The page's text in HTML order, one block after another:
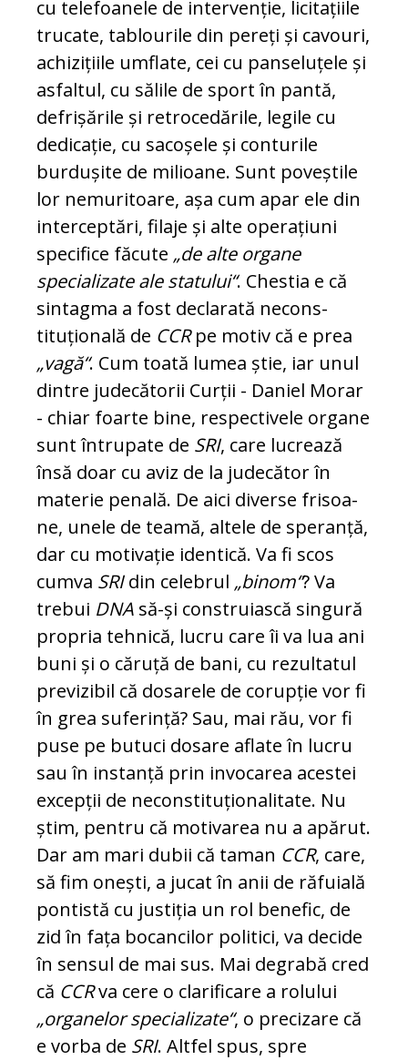
cu telefoanele de intervenție, licitațiile
tru­cate, tablourile din pereți și cavouri,
achizițiile umflate, cei cu panseluțele și
asfaltul, cu să­li­le de sport în pantă,
defrișările și re­tro­ce­dă­rile, legile cu
dedicație, cu sacoșele și con­turile
burdușite de milioane. Sunt poveștile
lor nemuritoare, așa cum apar ele din
in­ter­cep­­tări, filaje și alte operațiuni
specifice fă­cu­te „de alte organe
specializate ale sta­tu­lui“. Chestia e că
sintagma a fost declarată ne­cons­
tituțională de CCRpe motiv că e prea
„vagă“. Cum toată lumea știe, iar unul
dintre ju­de­că­to­rii Curții - Daniel Morar
- chiar foarte bine, respectivele organe
sunt întrupate de SRI, care lucrează
însă doar cu aviz de la ju­de­că­tor în
materie penală. De aici diverse fri­soa­
ne, unele de teamă, altele de speranță,
dar cu motivație identică. Va fi scos
cumva SRIdin ce­lebrul „binom“? Va
trebui DNA să-și cons­tru­iască singură
propria tehnică, lucru ca­re îi va lua ani
buni și o căruță de bani, cu re­zul­ta­tul
previzibil că dosarele de corupție vor fi
în grea suferință? Sau, mai rău, vor fi
puse pe bu­tuci dosare aflate în lucru
sau în ins­tan­ță prin invocarea acestei
excepții de necons­ti­tuțio­na­li­tate. Nu
știm, pentru că motivarea nu a apă­rut.
Dar am mari dubii că taman CCR, care,
să fim onești, a jucat în anii de răfuială
pontistă cu justiția un rol benefic, de
zid în fața bo­can­ci­lor politici, va decide
în sen­sul de mai sus. Mai degrabă cred
că CCRva ce­re o clarificare a ro­lului
„organelor spe­cia­li­zate“, o precizare că
e vorba de SRI. Altfel spus, spre